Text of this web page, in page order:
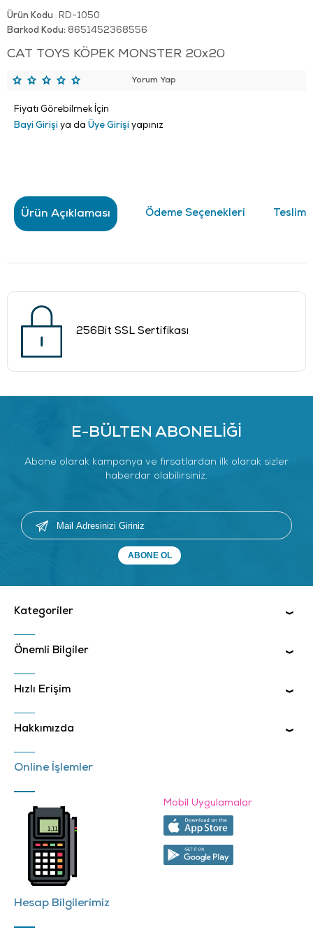
Ürün Kodu : RD-1050
Barkod Kodu: 8651452368556
CAT TOYS KÖPEK MONSTER 20x20
Yorum Yap
Fiyatı Görebilmek İçin
Bayi Girişi ya da Üye Girişi yapınız
Ürün Açıklaması Ödeme Seçenekleri
256Bit SSL Sertifikası
E-BÜLTEN ABONELİĞİ
Abone olarak kampanya ve fırsatlardan ilk olarak sizler
haberdar olabilirsiniz.
Kategoriler
Önemli Bilgiler
Hızlı Erişim
Hakkımızda
Online İşlemler
Mobil Uygulamalar
Hesap Bilgilerimiz